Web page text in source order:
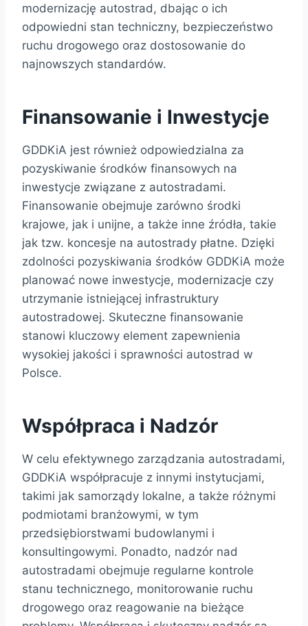
modernizację autostrad, dbając o ich
odpowiedni stan techniczny, bezpieczeństwo
ruchu drogowego oraz dostosowanie do
najnowszych standardów.
Finansowanie i Inwestycje
GDDKiA jest również odpowiedzialna za
pozyskiwanie środków finansowych na
inwestycje związane z autostradami.
Finansowanie obejmuje zarówno środki
krajowe, jak i unijne, a także inne źródła, takie
jak tzw. koncesje na autostrady płatne. Dzięki
zdolności pozyskiwania środków GDDKiA może
planować nowe inwestycje, modernizacje czy
utrzymanie istniejącej infrastruktury
autostradowej. Skuteczne finansowanie
stanowi kluczowy element zapewnienia
wysokiej jakości i sprawności autostrad w
Polsce.
Współpraca i Nadzór
W celu efektywnego zarządzania autostradami,
GDDKiA współpracuje z innymi instytucjami,
takimi jak samorządy lokalne, a także różnymi
podmiotami branżowymi, w tym
przedsiębiorstwami budowlanymi i
konsultingowymi. Ponadto, nadzór nad
autostradami obejmuje regularne kontrole
stanu technicznego, monitorowanie ruchu
drogowego oraz reagowanie na bieżące